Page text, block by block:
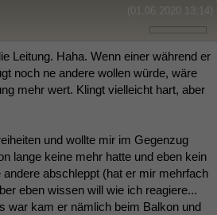
(01.06.2020 13:14)
Leitung. Haha. Wenn einer während er
noch ne andere wollen würde, wäre
mehr wert. Klingt vielleicht hart, aber
und wollte mir im Gegenzug
lange keine mehr hatte und eben kein
andere abschleppt (hat er mir mehrfach
eben wissen will wie ich reagiere...
war kam er nämlich beim Balkon und